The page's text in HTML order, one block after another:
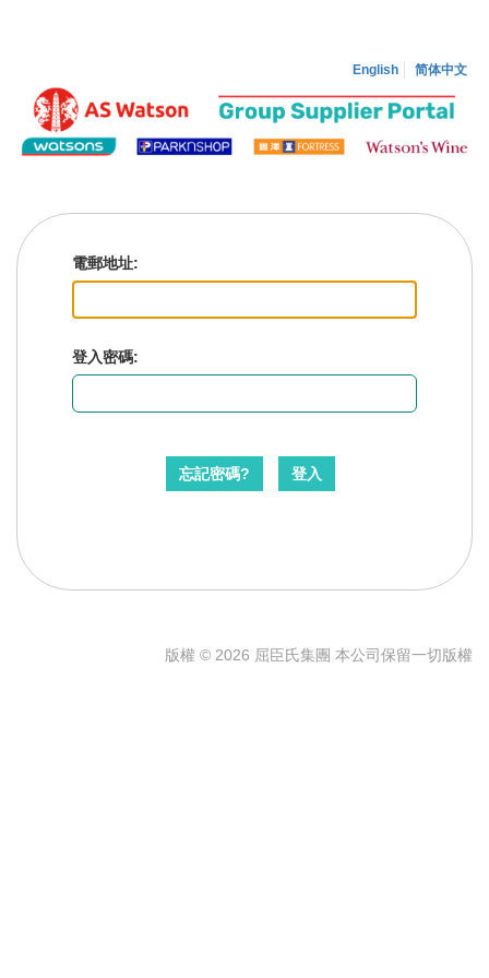
English 简体中文
電郵地址:
登入密碼:
忘記密碼?
版權 © 2026 屈臣氏集團 本公司保留一切版權